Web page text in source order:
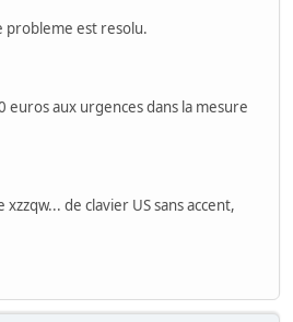
probleme est resolu.
euros aux urgences dans la mesure
de clavier US sans accent,